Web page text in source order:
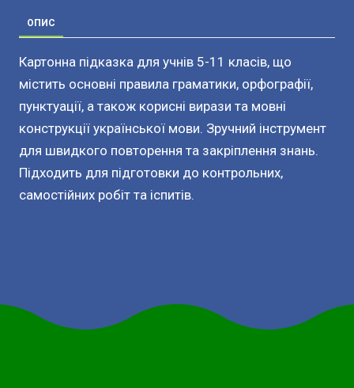
ОПИС
Картонна підказка для учнів 5-11 класів, що
містить основні правила граматики, орфографії,
пунктуації, а також корисні вирази та мовні
конструкції української мови. Зручний інструмент
для швидкого повторення та закріплення знань.
Підходить для підготовки до контрольних,
самостійних робіт та іспитів.